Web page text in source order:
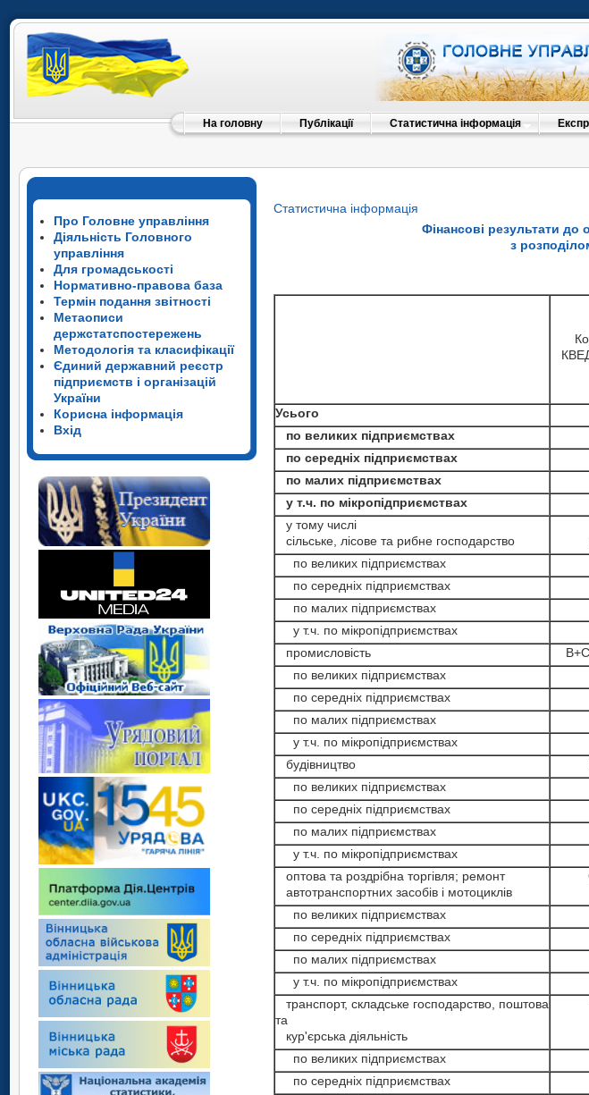
На головну Публікації Статистична інформація
Про Головне управління
Діяльність Головного
управління
Для громадськості
Нормативно-правова база
Термін подання звітності
Метаописи
держстатспостережень
Методологія та класифікації
Єдиний державний реєстр
підприємств і організацій
України
Корисна інформація
Вхід
Статистична інформація
Фінансові результати до
з
Усього
по великих підприємствах
по середніх підприємствах
по малих підприємствах
у т.ч. по мікропідприємствах
у тому числі
сільське, лісове та рибне господарство
по великих підприємствах
по середніх підприємствах
по малих підприємствах
у т.ч. по мікропідприємствах
промисловість
по великих підприємствах
по середніх підприємствах
по малих підприємствах
у т.ч. по мікропідприємствах
будівництво
по великих підприємствах
по середніх підприємствах
по малих підприємствах
у т.ч. по мікропідприємствах
оптова та роздрібна торгівля; ремонт
автотранспортних засобів і мотоциклів
по великих підприємствах
по середніх підприємствах
по малих підприємствах
у т.ч. по мікропідприємствах
транспорт, складське господарство, поштова
та
кур'єрська діяльність
по великих підприємствах
по середніх підприємствах